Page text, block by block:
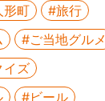
形町
#旅行
#ご当地グルメ
イズ
#ビール